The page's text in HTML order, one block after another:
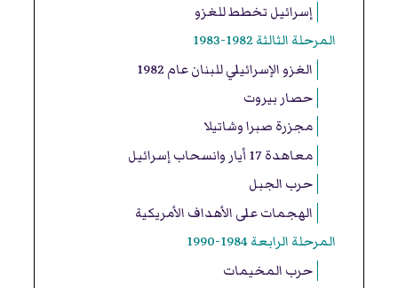
إسرائيل تخطط للغزو
المرحلة الثالثة 1982-1983
الغزو الإسرائيلي للبنان عام 1982
حصار بيروت
مجزرة صبرا وشاتيلا
معاهدة 17 أيار وانسحاب إسرائيل
حرب الجبل
الهجمات على الأهداف الأمريكية
المرحلة الرابعة 1984-1990
حرب المخيمات